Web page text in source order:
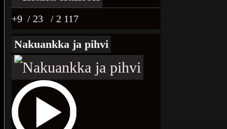
+9 / 23 / 2 117
Nakuankka ja pihvi